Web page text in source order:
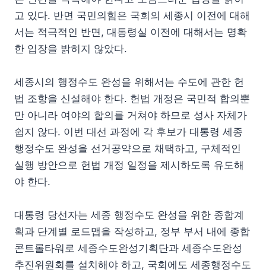
고 있다. 반면 국민의힘은 국회의 세종시 이전에 대해
서는 적극적인 반면, 대통령실 이전에 대해서는 명확
한 입장을 밝히지 않았다.
세종시의 행정수도 완성을 위해서는 수도에 관한 헌
법 조항을 신설해야 한다. 헌법 개정은 국민적 합의뿐
만 아니라 여야의 합의를 거쳐야 하므로 성사 자체가
쉽지 않다. 이번 대선 과정에 각 후보가 대통령 세종
행정수도 완성을 선거공약으로 채택하고, 구체적인
실행 방안으로 헌법 개정 일정을 제시하도록 유도해
야 한다.
대통령 당선자는 세종 행정수도 완성을 위한 종합계
획과 단계별 로드맵을 작성하고, 정부 부서 내에 종합
콘트롤타워로 세종수도완성기획단과 세종수도완성
추진위원회를 설치해야 하고, 국회에도 세종행정수도